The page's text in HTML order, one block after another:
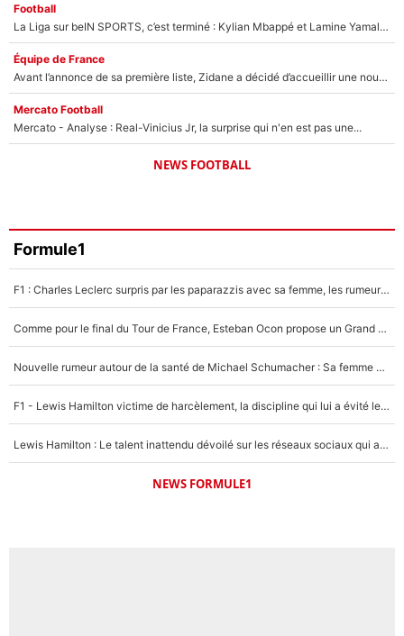
Football
La Liga sur beIN SPORTS, c’est terminé : Kylian Mbappé et Lamine Yamal changent de chaîne, «le moment était venu d'ouvrir un nouveau chapitre»
Équipe de France
Avant l’annonce de sa première liste, Zidane a décidé d’accueillir une nouvelle tête en équipe de France
Mercato Football
Mercato - Analyse : Real-Vinicius Jr, la surprise qui n'en est pas une...
NEWS FOOTBALL
Formule1
F1 : Charles Leclerc surpris par les paparazzis avec sa femme, les rumeurs étaient vraies !
Comme pour le final du Tour de France, Esteban Ocon propose un Grand Prix de Formule 1 à Paris : «Autour de l’Arc de Triomphe, ce serait génial» !
Nouvelle rumeur autour de la santé de Michael Schumacher : Sa femme Corinna sort du silence
F1 - Lewis Hamilton victime de harcèlement, la discipline qui lui a évité le pire : «J'aurais probablement mal tourné»
Lewis Hamilton : Le talent inattendu dévoilé sur les réseaux sociaux qui a impressionné Kim Kardashian pendant leurs vacances en amoureux !
NEWS FORMULE1